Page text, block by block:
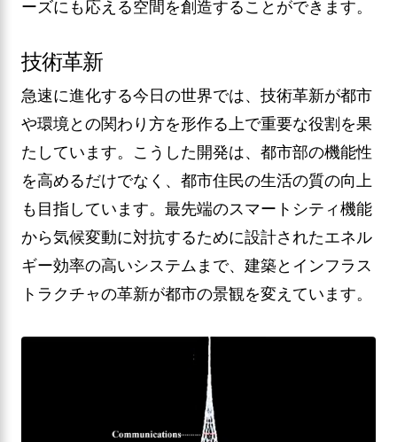
ーズにも応える空間を創造することができます。
技術革新
急速に進化する今日の世界では、技術革新が都市
や環境との関わり方を形作る上で重要な役割を果
たしています。こうした開発は、都市部の機能性
を高めるだけでなく、都市住民の生活の質の向上
も目指しています。最先端のスマートシティ機能
から気候変動に対抗するために設計されたエネル
ギー効率の高いシステムまで、建築とインフラス
トラクチャの革新が都市の景観を変えています。